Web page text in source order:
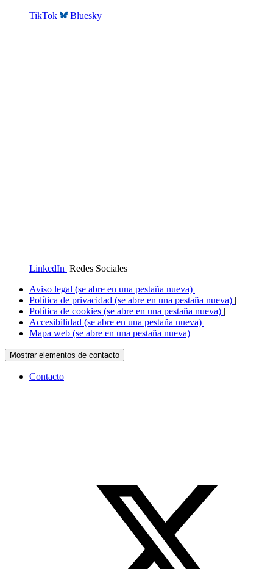
TikTok Bluesky
LinkedIn Redes Sociales
Aviso legal (se abre en una pestaña nueva) |
Política de privacidad (se abre en una pestaña nueva) |
Política de cookies (se abre en una pestaña nueva) |
Accesibilidad (se abre en una pestaña nueva) |
Mapa web (se abre en una pestaña nueva)
Mostrar elementos de contacto
Contacto